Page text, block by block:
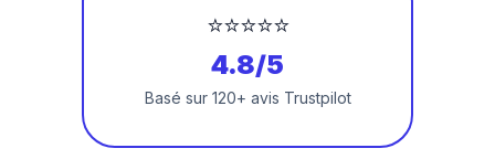
⭐⭐⭐⭐⭐
4.8/5
Basé sur 120+ avis Trustpilot